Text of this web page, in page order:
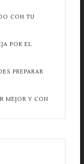
CON TU
POR EL
PREPARAR
MEJOR Y CON